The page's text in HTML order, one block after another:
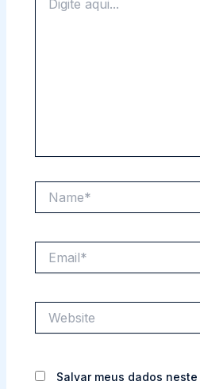
aqui...
Salvar meus dados